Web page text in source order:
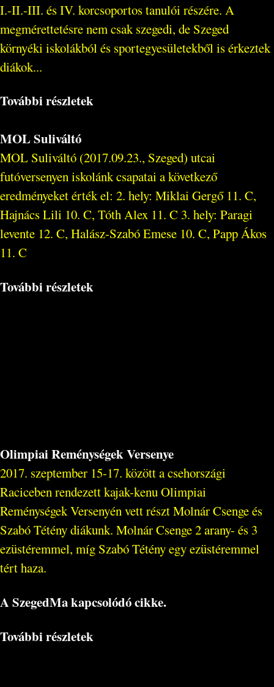
I.-II.-III. és IV. korcsoportos tanulói részére. A
megmérettetésre nem csak szegedi, de Szeged
környéki iskolákból és sportegyesületekből is érkeztek
diákok...
További részletek
MOL Suliváltó
MOL Suliváltó (2017.09.23., Szeged) utcai
futóversenyen iskolánk csapatai a következő
eredményeket érték el: 2. hely: Miklai Gergő 11. C,
Hajnács Lili 10. C, Tóth Alex 11. C 3. hely: Paragi
levente 12. C, Halász-Szabó Emese 10. C, Papp Ákos
11. C
További részletek
Olimpiai Reménységek Versenye
2017. szeptember 15-17. között a csehországi
Raciceben rendezett kajak-kenu Olimpiai
Reménységek Versenyén vett részt Molnár Csenge és
Szabó Tétény diákunk. Molnár Csenge 2 arany- és 3
ezüstéremmel, míg Szabó Tétény egy ezüstéremmel
tért haza.
A SzegedMa kapcsolódó cikke.
További részletek